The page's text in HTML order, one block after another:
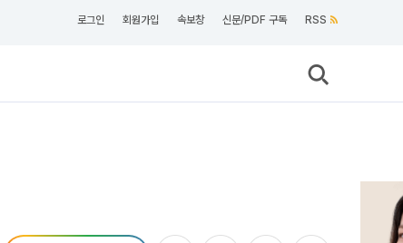
로그인 회원가입 속보창 신문/PDF 구독 RSS